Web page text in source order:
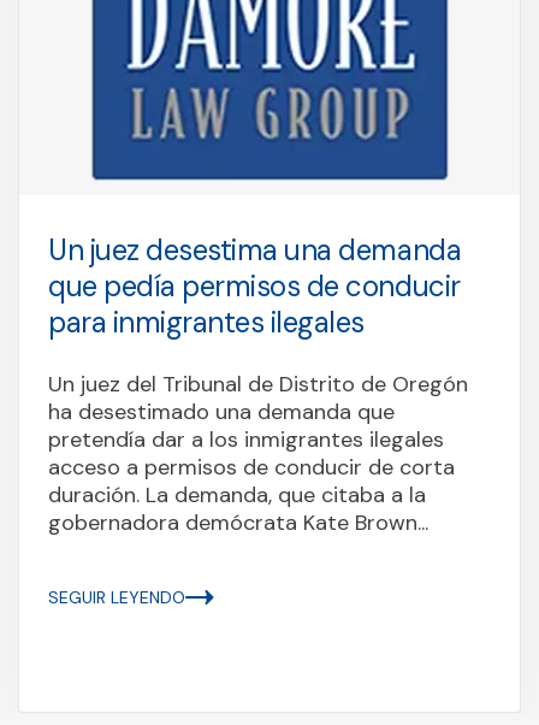
Un juez desestima una demanda
que pedía permisos de conducir
para inmigrantes ilegales
Un juez del Tribunal de Distrito de Oregón
ha desestimado una demanda que
pretendía dar a los inmigrantes ilegales
acceso a permisos de conducir de corta
duración. La demanda, que citaba a la
gobernadora demócrata Kate Brown...
SEGUIR LEYENDO